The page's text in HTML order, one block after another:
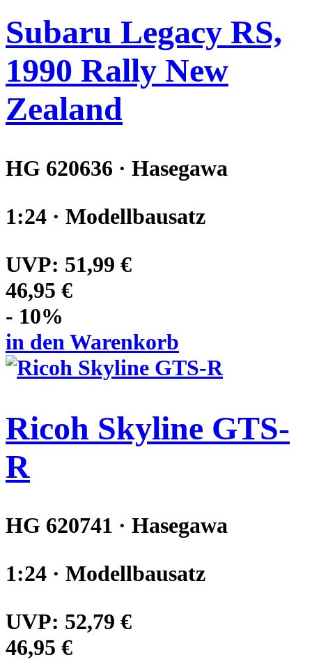
Subaru Legacy RS,
1990 Rally New
Zealand
HG 620636 · Hasegawa
1:24 · Modellbausatz
UVP: 51,99 €
46,95 €
- 10%
in den Warenkorb
Ricoh Skyline GTS-
R
HG 620741 · Hasegawa
1:24 · Modellbausatz
UVP: 52,79 €
46,95 €